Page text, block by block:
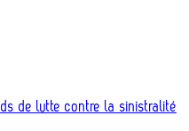
de lutte contre la sinistralité